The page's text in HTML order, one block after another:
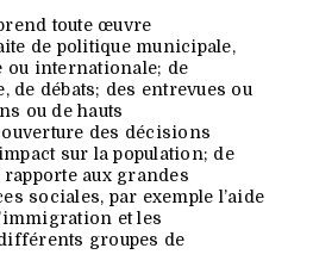
toute œuvre
de politique municipale,
ou internationale; de
de débats; des entrevues ou
ou de hauts
des décisions
sur la population; de
aux grandes
sociales, par exemple l’aide
et les
groupes de